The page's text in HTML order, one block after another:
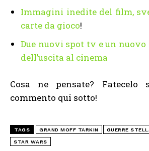
Immagini inedite del film,
carte da gioco!
Due nuovi spot tv e un
dell’uscita al cinema
Cosa ne pensate? Fatecelo
commento qui sotto!
TAGS GRAND MOFF TARKIN GUERRE
STAR WARS